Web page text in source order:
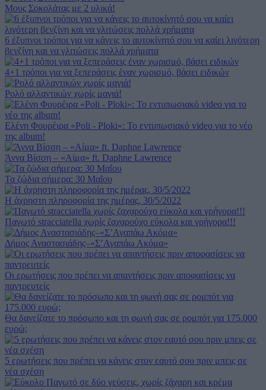
Μους Σοκολάτας με 2 υλικά!
6 έξυπνοι τρόποι για να κάνεις το αυτοκίνητό σου να καίει λιγότερη
βενζίνη και να γλιτώσεις πολλά χρήματα
4+1 τρόποι για να ξεπεράσεις έναν χωρισμό, βάσει ειδικών
Ρολό αλλαντικών χωρίς μαγιά!
Ελένη Φουρέιρα «Poli - Ploki»: Το εντυπωσιακό video για το νέο
της album!
Άννα Βίσση – «Αίμα» ft. Daphne Lawrence
Τα ζώδια σήμερα: 30 Μαΐου
Η άχρηστη πληροφορία της ημέρας, 30/5/2022
Παγωτό stracciatella χωρίς ζαχαρούχο εύκολα και γρήγορα!!!
Δήμος Αναστασιάδης–«Σ’Αγαπάω Ακόμα»
Οι ερωτήσεις που πρέπει να απαντήσεις πριν αποφασίσεις να
παντρευτείς
Θα δανείζατε το πρόσωπο και τη φωνή σας σε ρομπότ για 175.000
ευρώ;
5 ερωτήσεις που πρέπει να κάνεις στον εαυτό σου πριν μπεις σε
νέα σχέση